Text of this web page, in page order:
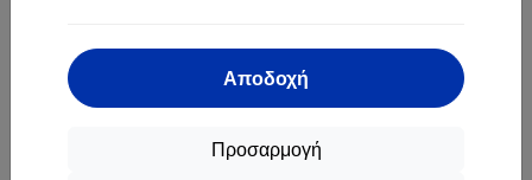
Αποδοχή
Προσαρμογή
Επικοινωνία
info@top4mobile.eu